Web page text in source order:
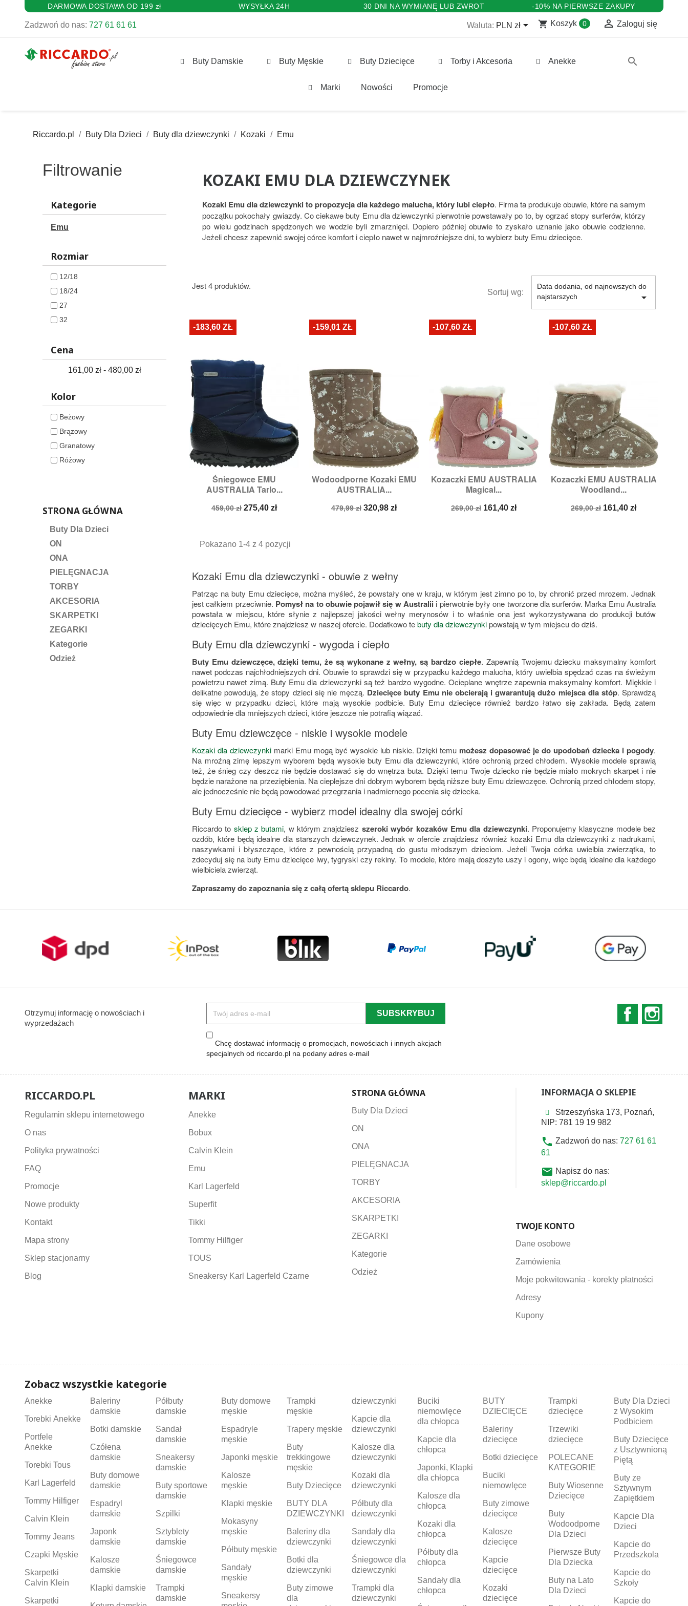
DARMOWA DOSTAWA OD 199 zł WYSYŁKA 24H 30 DNI NA WYMIANĘ LUB ZWROT -10% NA PIERWSZE ZAKUPY
Zadzwoń do nas: 727 61 61 61 Waluta: PLN zł shopping_cart Koszyk 0  Zaloguj się
Buty Damskie Buty Męskie Buty Dziecięce Torby i Akcesoria Anekke
Marki Nowości Promocje
search
Riccardo.pl Buty Dla Dzieci Buty dla dziewczynki Kozaki Emu
Filtrowanie
Kategorie
Emu
Rozmiar
12/18
18/24
27
32
Cena
161,00 zł - 480,00 zł
Kolor
Beżowy
Brązowy
Granatowy
Różowy
STRONA GŁÓWNA
Buty Dla Dzieci
ON
ONA
PIELĘGNACJA
TORBY
AKCESORIA
SKARPETKI
ZEGARKI
Kategorie
Odzież
KOZAKI EMU DLA DZIEWCZYNEK
Kozaki Emu dla dziewczynki to propozycja dla każdego malucha, który lubi ciepło. Firma ta produkuje obuwie, które na samym
początku pokochały gwiazdy. Co ciekawe buty Emu dla dziewczynki pierwotnie powstawały po to, by ogrzać stopy surferów, którzy
po wielu godzinach spędzonych we wodzie byli zmarznięci. Dopiero później obuwie to zyskało uznanie jako obuwie codzienne.
Jeżeli chcesz zapewnić swojej córce komfort i ciepło nawet w najmroźniejsze dni, to wybierz buty Emu dziecięce.
Jest 4 produktów.
Sortuj wg:
Data dodania, od najnowszych do
najstarszych

Śniegowce EMU
AUSTRALIA Tarlo...
Cena
459,00 zł Cena
275,40 zł
Szybki podgląd
Rozmiary:27,32
-183,60 ZŁ
Wodoodporne Kozaki EMU
AUSTRALIA...
Cena
479,99 zł Cena
320,98 zł
Szybki podgląd
Rozmiary: 27
-159,01 ZŁ
Kozaczki EMU AUSTRALIA
Magical...
Cena
269,00 zł Cena
161,40 zł
Szybki podgląd
Rozmiary:18/24
-107,60 ZŁ
Kozaczki EMU AUSTRALIA
Woodland...
Cena
269,00 zł Cena
161,40 zł
Szybki podgląd
Rozmiary:12/18
-107,60 ZŁ
Pokazano 1-4 z 4 pozycji
Kozaki Emu dla dziewczynki - obuwie z wełny
Patrząc na buty Emu dziecięce, można myśleć, że powstały one w kraju, w którym jest zimno po to, by chronić przed mrozem. Jednak
jest całkiem przeciwnie. Pomysł na to obuwie pojawił się w Australii i pierwotnie były one tworzone dla surferów. Marka Emu Australia
powstała w miejscu, które słynie z najlepszej jakości wełny merynosów i to właśnie ona jest wykorzystywana do produkcji butów
dziecięcych Emu, które znajdziesz w naszej ofercie. Dodatkowo tebuty dla dziewczynkipowstają w tym miejscu do dziś.
Buty Emu dla dziewczynki - wygoda i ciepło
Buty Emu dziewczęce, dzięki temu, że są wykonane z wełny, są bardzo ciepłe. Zapewnią Twojemu dziecku maksymalny komfort
nawet podczas najchłodniejszych dni. Obuwie to sprawdzi się w przypadku każdego malucha, który uwielbia spędzać czas na świeżym
powietrzu nawet zimą. Buty Emu dla dziewczynki są też bardzo wygodne. Ocieplane wnętrze zapewnia maksymalny komfort. Miękkie i
delikatne powodują, że stopy dzieci się nie męczą. Dziecięce buty Emu nie obcierają i gwarantują dużo miejsca dla stóp. Sprawdzą
się więc w przypadku dzieci, które mają wysokie podbicie. Buty Emu dziecięce również bardzo łatwo się zakłada. Będą zatem
odpowiednie dla mniejszych dzieci, które jeszcze nie potrafią wiązać.
Buty Emu dziewczęce - niskie i wysokie modele
Kozaki dla dziewczynkimarki Emu mogą być wysokie lub niskie. Dzięki temu możesz dopasować je do upodobań dziecka i pogody.
Na mroźną zimę lepszym wyborem będą wysokie buty Emu dla dziewczynki, które ochronią przed chłodem. Wysokie modele sprawią
też, że śnieg czy deszcz nie będzie dostawać się do wnętrza buta. Dzięki temu Twoje dziecko nie będzie miało mokrych skarpet i nie
będzie narażone na przeziębienia. Na cieplejsze dni dobrym wyborem będą niższe buty Emu dziewczęce. Ochronią przed chłodem stopy,
ale jednocześnie nie będą powodować przegrzania i nadmiernego pocenia się dziecka.
Buty Emu dziecięce - wybierz model idealny dla swojej córki
Riccardo to sklep z butami, w którym znajdziesz szeroki wybór kozaków Emu dla dziewczynki. Proponujemy klasyczne modele bez
ozdób, które będą idealne dla starszych dziewczynek. Jednak w ofercie znajdziesz również kozaki Emu dla dziewczynki z nadrukami,
naszywkami i błyszczące, które z pewnością przypadną do gustu młodszym dzieciom. Jeżeli Twoja córka uwielbia zwierzątka, to
zdecyduj się na buty Emu dziecięce lwy, tygryski czy rekiny. To modele, które mają doszyte uszy i ogony, więc będą idealne dla każdego
wielbiciela zwierząt.
Zapraszamy do zapoznania się z całą ofertą sklepu Riccardo.
Otrzymuj informację o nowościach i
wyprzedażach
Chcę dostawać informację o promocjach, nowościach i innych akcjach
specjalnych od riccardo.pl na podany adres e-mail
Facebook
RICCARDO.PL
Regulamin sklepu internetowego
O nas
Polityka prywatności
FAQ
Promocje
Nowe produkty
Kontakt
Mapa strony
Sklep stacjonarny
Blog
MARKI
Anekke
Bobux
Calvin Klein
Emu
Karl Lagerfeld
Superfit
Tikki
Tommy Hilfiger
TOUS
Sneakersy Karl Lagerfeld Czarne
STRONA GŁÓWNA
Buty Dla Dzieci
ON
ONA
PIELĘGNACJA
TORBY
AKCESORIA
SKARPETKI
ZEGARKI
Kategorie
Odzież
INFORMACJA O SKLEPIE
Strzeszyńska 173, Poznań,
NIP: 781 19 19 982
phone Zadzwoń do nas: 727 61 61
61
email Napisz do nas:
sklep@riccardo.pl
TWOJE KONTO
Dane osobowe
Zamówienia
Moje pokwitowania - korekty płatności
Adresy
Kupony
Zobacz wszystkie kategorie
Anekke
Torebki Anekke
Portfele
Anekke
Torebki Tous
Karl Lagerfeld
Tommy Hilfiger
Calvin Klein
Tommy Jeans
Czapki Męskie
Skarpetki
Calvin Klein
Skarpetki
Baleriny
damskie
Botki damskie
Czółena
damskie
Buty domowe
damskie
Espadryl
damskie
Japonk
damskie
Kalosze
damskie
Klapki damskie
Półbuty
damskie
Sandał
damskie
Sneakersy
damskie
Buty sportowe
damskie
Szpilki
Sztyblety
damskie
Śniegowce
damskie
Trampki
damskie
Buty domowe
męskie
Espadryle
męskie
Japonki męskie
Kalosze
męskie
Klapki męskie
Mokasyny
męskie
Półbuty męskie
Sandały
męskie
Sneakersy
Trampki
męskie
Trapery męskie
Buty
trekkingowe
męskie
Buty Dziecięce
BUTY DLA
DZIEWCZYNKI
Baleriny dla
dziewczynki
Botki dla
dziewczynki
Buty zimowe
dla
dziewczynki
Kapcie dla
dziewczynki
Kalosze dla
dziewczynki
Kozaki dla
dziewczynki
Półbuty dla
dziewczynki
Sandały dla
dziewczynki
Śniegowce dla
dziewczynki
Trampki dla
dziewczynki
Buciki
niemowlęce
dla chłopca
Kapcie dla
chłopca
Japonki, Klapki
dla chłopca
Kalosze dla
chłopca
Kozaki dla
chłopca
Półbuty dla
chłopca
Sandały dla
chłopca
BUTY
DZIECIĘCE
Baleriny
dziecięce
Botki dziecięce
Buciki
niemowlęce
Buty zimowe
dziecięce
Kalosze
dziecięce
Kapcie
dziecięce
Kozaki
dziecięce
Trampki
dziecięce
Trzewiki
dziecięce
POLECANE
KATEGORIE
Buty Wiosenne
Dziecięce
Buty
Wodoodporne
Dla Dzieci
Pierwsze Buty
Dla Dziecka
Buty na Lato
Dla Dzieci
Buty Dla Dzieci
z Wysokim
Podbiciem
Buty Dziecięce
z Usztywnioną
Piętą
Buty ze
Sztywnym
Zapiętkiem
Kapcie Dla
Dzieci
Kapcie do
Przedszkola
Kapcie do
Szkoły
Kapcie do